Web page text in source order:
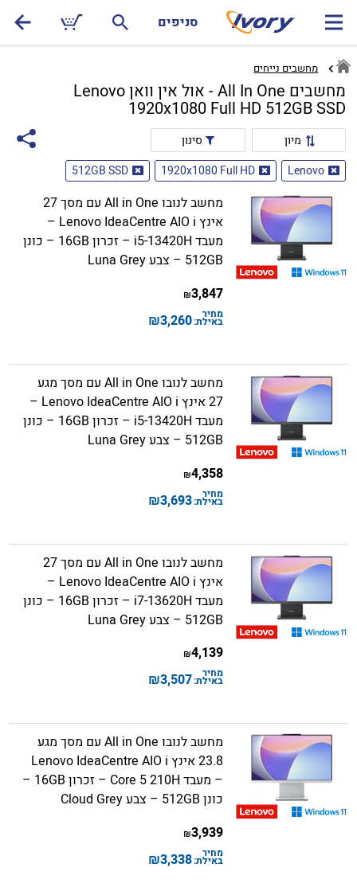
סניפים
מחשבים נייחים
מחשבים All In One - אול אין וואן Lenovo
1920x1080 Full HD 512GB SSD
מיון
סינון
Lenovo
1920x1080 Full HD
512GB SSD
מחשב לנובו All in One עם מסך 27
אינץ Lenovo IdeaCentre AIO i –
מעבד i5-13420H – זכרון 16GB – כונן
512GB – צבע Luna Grey
3,847
₪
מחיר
באילת:3,260
₪
מחשב לנובו All in One עם מסך מגע
27 אינץ Lenovo IdeaCentre AIO i –
מעבד i5-13420H – זכרון 16GB – כונן
512GB – צבע Luna Grey
4,358
₪
מחיר
באילת:3,693
₪
מחשב לנובו All in One עם מסך 27
אינץ Lenovo IdeaCentre AIO i –
מעבד i7-13620H – זכרון 16GB – כונן
512GB – צבע Luna Grey
4,139
₪
מחיר
באילת:3,507
₪
מחשב לנובו All in One עם מסך מגע
23.8 אינץ Lenovo IdeaCentre AIO i
– מעבד Core 5 210H – זכרון 16GB –
כונן 512GB – צבע Cloud Grey
3,939
₪
מחיר
באילת:3,338
₪